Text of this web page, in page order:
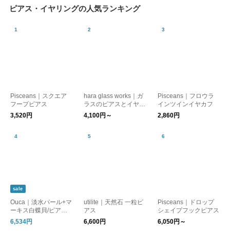
ピアス・イヤリングの人気ランキング
Pisceans｜スクエア
フープピアス
3,520円
hara glass works｜ガ
ラスのピアスとイヤリ
ング（○□）【ピア
ス・イヤリング】【プ
ス】
4,100円～
Pisceans｜フロウラ
インツインイヤカフ
2,860円
sale
Ouca｜淡水パール+マ
ーキス白蝶貝/ピアス&
イヤリング【ネコポス
対応】
6,534円
utilite｜天然石 一粒ピ
アス
6,600円
Pisceans｜ドロップ
シェイプフックピアス
6,050円～